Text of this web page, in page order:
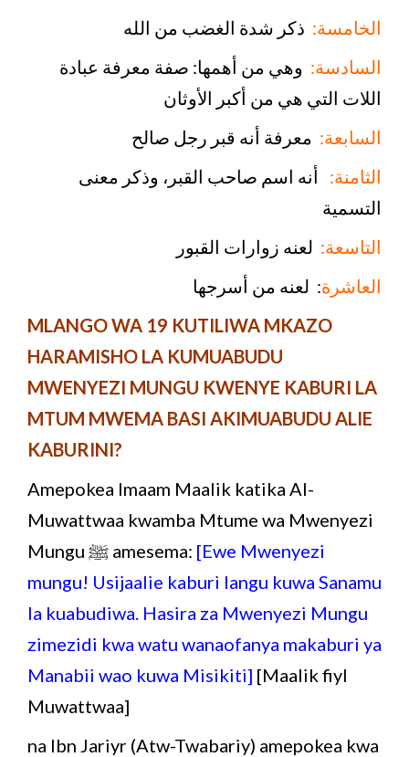
الخامسة: ذكر شدة الغضب من الله
السادسة: وهي من أهمها: صفة معرفة عبادة
اللات التي هي من أكبر الأوثان
السابعة: معرفة أنه قبر رجل صالح
الثامنة: أنه اسم صاحب القبر، وذكر معنى
التسمية
التاسعة: لعنه زوارات القبور
العاشرة: لعنه من أسرجها
MLANGO WA 19 KUTILIWA MKAZO
HARAMISHO LA KUMUABUDU
MWENYEZI MUNGU KWENYE KABURI LA
MTUM MWEMA BASI AKIMUABUDU ALIE
KABURINI?
Amepokea Imaam Maalik katika Al-
Muwattwaa kwamba Mtume wa Mwenyezi
Mungu ﷺ amesema: [Ewe Mwenyezi
mungu! Usijaalie kaburi langu kuwa Sanamu
la kuabudiwa. Hasira za Mwenyezi Mungu
zimezidi kwa watu wanaofanya makaburi ya
Manabii wao kuwa Misikiti] [Maalik fiyl
Muwattwaa]
na Ibn Jariyr (Atw-Twabariy) amepokea kwa